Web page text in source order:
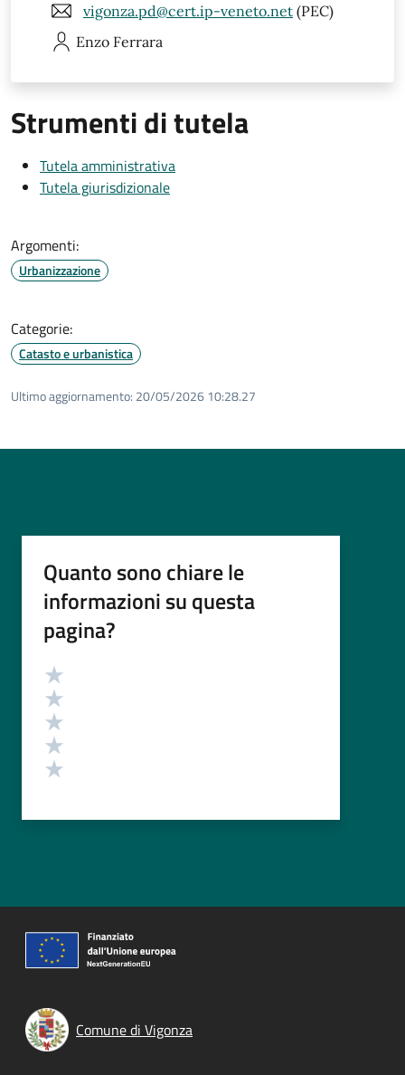
vigonza.pd@cert.ip-veneto.net (PEC)
Enzo Ferrara
Strumenti di tutela
Tutela amministrativa
Tutela giurisdizionale
Argomenti:
Urbanizzazione
Categorie:
Catasto e urbanistica
Ultimo aggiornamento: 20/05/2026 10:28.27
Quanto sono chiare le
informazioni su questa
pagina?
Valutazione
Comune di Vigonza